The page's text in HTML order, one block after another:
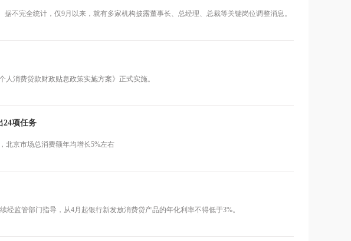
不完全统计，仅9月以来，就有多家机构披露董事长、总经理、总裁等关键岗位调整消息。
消费贷款财政贴息政策实施方案》正式实施。
24项任务
北京市场总消费额年均增长5%左右
监管部门指导，从4月起银行新发放消费贷产品的年化利率不得低于3%。